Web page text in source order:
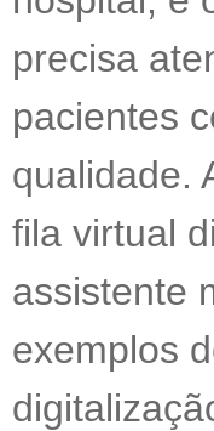
precisa
pacientes
qualidade.
fila virtual
assistente
exemplos